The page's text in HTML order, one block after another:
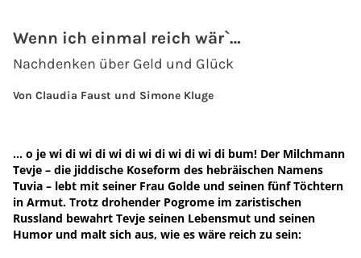
Wenn ich einmal reich wär`…
Nachdenken über Geld und Glück
Von Claudia Faust und Simone Kluge
… o je wi di wi di wi di wi di wi di wi di bum! Der Milchmann
Tevje – die jiddische Koseform des hebräischen Namens
Tuvia – lebt mit seiner Frau Golde und seinen fünf Töchtern
in Armut. Trotz drohender Pogrome im zaristischen
Russland bewahrt Tevje seinen Lebensmut und seinen
Humor und malt sich aus, wie es wäre reich zu sein: